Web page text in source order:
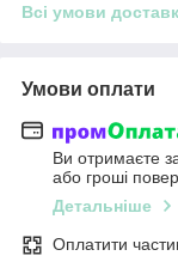
Всі умови
Умови оплати
Ви отримаєте
або гроші
Детальніше
Оплатити